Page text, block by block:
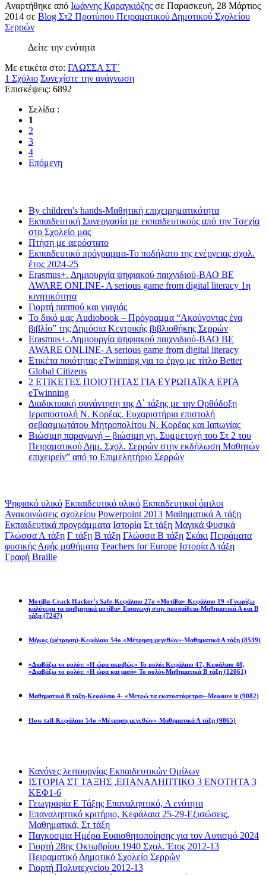
Αναρτήθηκε από Ιωάννης Καραγκιόζης σε Παρασκευή, 28 Μάρτιος
2014 σε Blog Στ2 Προτύπου Πειραματικού Δημοτικού Σχολείου
Σερρών
Δείτε την ενότητα
Με ετικέτα στο: ΓΛΩΣΣΑ ΣΤ΄
1 Σχόλιο Συνεχίστε την ανάγνωση
Επισκέψεις: 6892
Σελίδα :
1
2
3
4
Επόμενη
By children's hands-Μαθητική επιχειρηματικότητα
Εκπαιδευτική Συνεργασία με εκπαιδευτικούς από την Τσεχία
στο Σχολείο μας
Πτήση με αερόστατο
Εκπαιδευτικό πρόγραμμα-Το ποδήλατο της ενέργειας σχολ.
έτος 2024-25
Erasmus+. Δημιουργία ψηφιακού παιχνιδιού-ΒΑΟ BE
AWARE ONLINE- A serious game from digital literacy 1η
κινητικότητα
Γιορτή παππού και γιαγιάς
Το δικό μας Audiobook – Πρόγραμμα “Ακούγοντας ένα
βιβλίο” της Δημόσια Κεντρικής βιβλιοθήκης Σερρών
Erasmus+. Δημιουργία ψηφιακού παιχνιδιού-ΒΑΟ BE
AWARE ONLINE- A serious game from digital literacy
Ετικέτα ποιότητας eTwinning για το έργο με τίτλο Better
Global Citizens
2 ΕΤΙΚΕΤΕΣ ΠΟΙΟΤΗΤΑΣ ΓΙΑ ΕΥΡΩΠΑΪΚΑ ΕΡΓΑ
eTwinning
Διαδικτυακή συνάντηση της Δ΄ τάξης με την Ορθόδοξη
Ιεραποστολή Ν. Κορέας. Ευχαριστήρια επιστολή
σεβασμιωτάτου Μητροπολίτου Ν. Κορέας και Ιαπωνίας
Βιώσιμη παραγωγή – βιώσιμη γη. Συμμετοχή του Στ 2 του
Πειραματικού Δημ. Σχολ. Σερρών στην εκδήλωση Μαθητών
επιχειρείν” από το Επιμελητήριο Σερρών
Ψηφιακό υλικό Εκπαιδευτικό υλικό Εκπαιδευτικοί όμιλοι
Ανακοινώσεις σχολείου Powerpoint 2013 Μαθηματικά Α τάξη
Εκπαιδευτικά προγράμματα Ιστορία Στ τάξη Μαγικά Φυσικά
Γλώσσα Α τάξη Γ τάξη Β τάξη Γλώσσα Β τάξη Σκάκι Πειράματα
φυσικής Αφής μαθήματα Teachers for Europe Ιστορία Δ τάξη
Γραφή Braille
Μοτίβα-Crack Hacker’s Safe-Κεφάλαιο 27ο «Μοτίβα»-Κεφάλαιο 19 «Γνωρίζω
καλύτερα τα αριθμητικά μοτίβα» Εισαγωγή στην προπαίδεια-Μαθηματικά Α και Β
τάξη (7247)
Μήκος (μέτρηση)-Κεφάλαιο 54ο «Μέτρηση μεγεθών»-Μαθηματικά Α τάξη (8539)
«Διαβάζω το ρολόι: «Η ώρα ακριβώς» Το ρολόι Κεφάλαιο 47, Κεφάλαιο 48,
«Διαβάζω το ρολόι: «Η ώρα και μισή» Το ρολόι-Μαθηματικά Β τάξη (12061)
Μαθηματικά Β τάξη-Κεφάλαιο 4- «Μετρώ τα εκατοστόμετρα»-Measure it (9082)
How tall-Κεφάλαιο 54ο «Μέτρηση μεγεθών»-Μαθηματικά Α τάξη (9865)
Κανόνες λειτουργίας Εκπαιδευτικών Ομίλων
ΙΣΤΟΡΙΑ ΣΤ ΤΑΞΗΣ ,ΕΠΑΝΑΛΗΠΤΙΚΟ 3 ΕΝΟΤΗΤΑ 3
ΚΕΦ1-6
Γεωγραφία Ε Τάξης Επαναληπτικό, Α ενότητα
Επαναληπτικό κριτήριο, Κεφάλαια 25-29-Εξισώσεις,
Μαθηματικά, Στ τάξη
Παγκοσμια Ημέρα Ευαισθητοποίησης για τον Αυτισμό 2024
Γιορτή 28ης Οκτωβρίου 1940 Σχολ. Έτος 2012-13
Πειραματικό Δημοτικό Σχολείο Σερρών
Γιορτή Πολυτεχνείου 2012-13